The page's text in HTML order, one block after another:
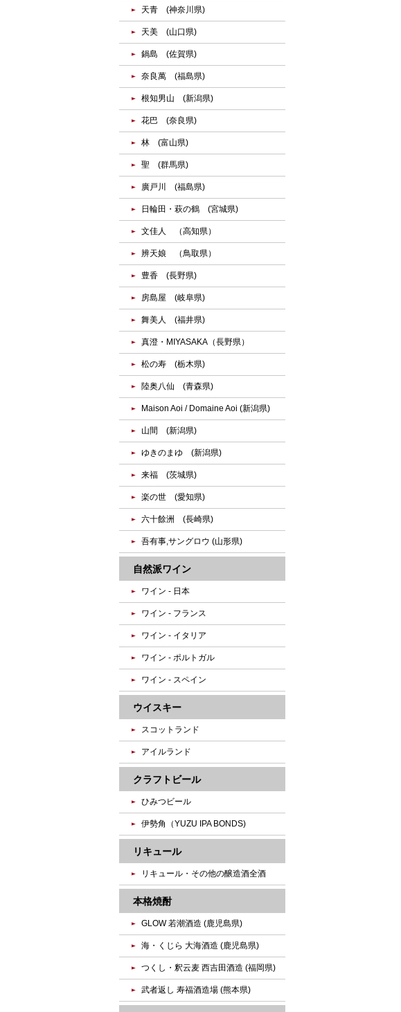
天青 (神奈川県)
天美 (山口県)
鍋島 (佐賀県)
奈良萬 (福島県)
根知男山 (新潟県)
花巴 (奈良県)
林 (富山県)
聖 (群馬県)
廣戸川 (福島県)
日輪田・萩の鶴 (宮城県)
文佳人 （高知県）
辨天娘 （鳥取県）
豊香 (長野県)
房島屋 (岐阜県)
舞美人 (福井県)
真澄・MIYASAKA（長野県）
松の寿 (栃木県)
陸奥八仙 (青森県)
Maison Aoi / Domaine Aoi (新潟県)
山間 (新潟県)
ゆきのまゆ (新潟県)
来福 (茨城県)
楽の世 (愛知県)
六十餘洲 (長崎県)
吾有事,サングロウ (山形県)
自然派ワイン
ワイン - 日本
ワイン - フランス
ワイン - イタリア
ワイン - ポルトガル
ワイン - スペイン
ウイスキー
スコットランド
アイルランド
クラフトビール
ひみつビール
伊勢角（YUZU IPA BONDS)
リキュール
リキュール・その他の醸造酒全酒
本格焼酎
GLOW 若潮酒造 (鹿児島県)
海・くじら 大海酒造 (鹿児島県)
つくし・釈云麦 西吉田酒造 (福岡県)
武者返し 寿福酒造場 (熊本県)